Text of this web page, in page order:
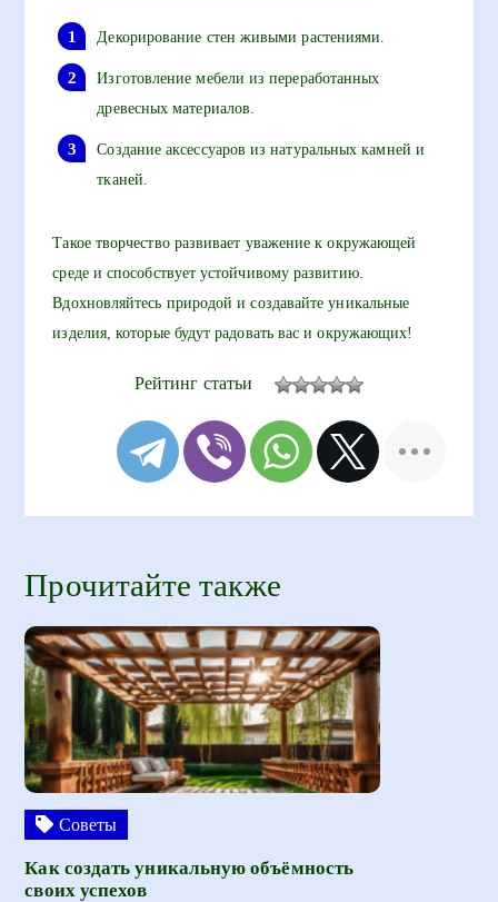
Декорирование стен живыми растениями.
Изготовление мебели из переработанных
древесных материалов.
Создание аксессуаров из натуральных камней и
тканей.
Такое творчество развивает уважение к окружающей
среде и способствует устойчивому развитию.
Вдохновляйтесь природой и создавайте уникальные
изделия, которые будут радовать вас и окружающих!
Рейтинг статьи
Прочитайте также
Советы
Как создать уникальную объёмность
своих успехов